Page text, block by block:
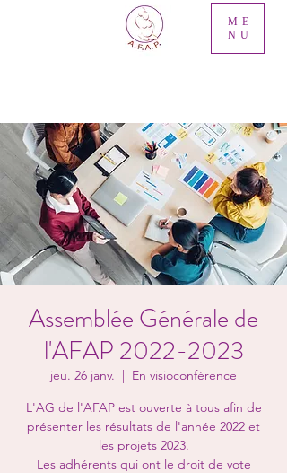
ME
NU
Assemblée Générale de
l'AFAP 2022-2023
jeu. 26 janv.
  |
En visioconférence
L'AG de l'AFAP est ouverte à tous afin de
présenter les résultats de l'année 2022 et
les projets 2023.
Les adhérents qui ont le droit de vote